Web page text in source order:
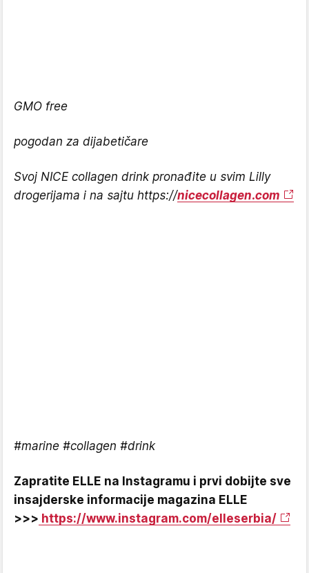
GMO free
pogodan za dijabetičare
Svoj NICE collagen drink pronađite u svim Lilly
drogerijama i na sajtu https://nicecollagen.com
#marine #collagen #drink
Zapratite ELLE na Instagramu i prvi dobijte sve
insajderske informacije magazina ELLE
>>> https://www.instagram.com/elleserbia/